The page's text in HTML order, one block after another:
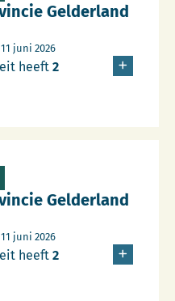
Gelderland
juni 2026
heeft 2
Gelderland
juni 2026
heeft 2